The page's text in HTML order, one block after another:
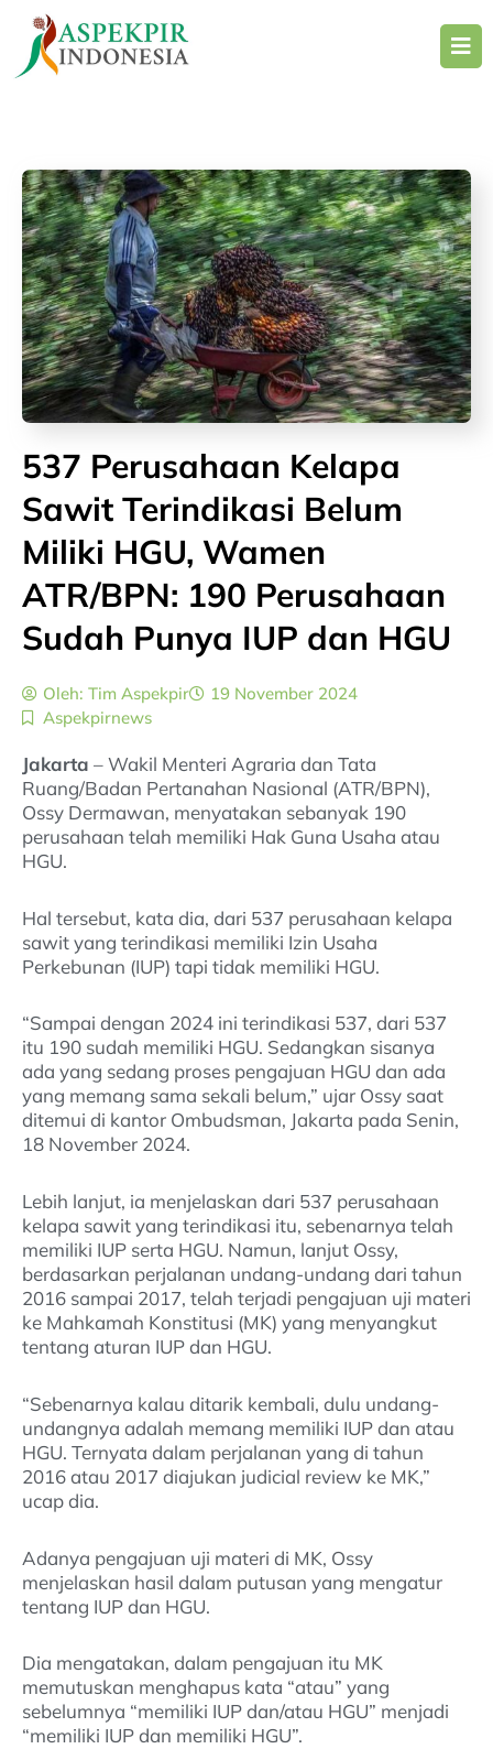
content
537 Perusahaan Kelapa
Sawit Terindikasi Belum
Miliki HGU, Wamen
ATR/BPN: 190 Perusahaan
Sudah Punya IUP dan HGU
Oleh: Tim Aspekpir
19 November 2024
Aspekpirnews
Jakarta – Wakil Menteri Agraria dan Tata
Ruang/Badan Pertanahan Nasional (ATR/BPN),
Ossy Dermawan, menyatakan sebanyak 190
perusahaan telah memiliki Hak Guna Usaha atau
HGU.
Hal tersebut, kata dia, dari 537 perusahaan kelapa
sawit yang terindikasi memiliki Izin Usaha
Perkebunan (IUP) tapi tidak memiliki HGU.
“Sampai dengan 2024 ini terindikasi 537, dari 537
itu 190 sudah memiliki HGU. Sedangkan sisanya
ada yang sedang proses pengajuan HGU dan ada
yang memang sama sekali belum,” ujar Ossy saat
ditemui di kantor Ombudsman, Jakarta pada Senin,
18 November 2024.
Lebih lanjut, ia menjelaskan dari 537 perusahaan
kelapa sawit yang terindikasi itu, sebenarnya telah
memiliki IUP serta HGU. Namun, lanjut Ossy,
berdasarkan perjalanan undang-undang dari tahun
2016 sampai 2017, telah terjadi pengajuan uji materi
ke Mahkamah Konstitusi (MK) yang menyangkut
tentang aturan IUP dan HGU.
“Sebenarnya kalau ditarik kembali, dulu undang-
undangnya adalah memang memiliki IUP dan atau
HGU. Ternyata dalam perjalanan yang di tahun
2016 atau 2017 diajukan judicial review ke MK,”
ucap dia.
Adanya pengajuan uji materi di MK, Ossy
menjelaskan hasil dalam putusan yang mengatur
tentang IUP dan HGU.
Dia mengatakan, dalam pengajuan itu MK
memutuskan menghapus kata “atau” yang
sebelumnya “memiliki IUP dan/atau HGU” menjadi
“memiliki IUP dan memiliki HGU”.